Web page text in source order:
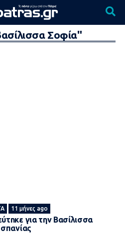
Σοφία"
11 μήνες ago
για την Βασίλισσα